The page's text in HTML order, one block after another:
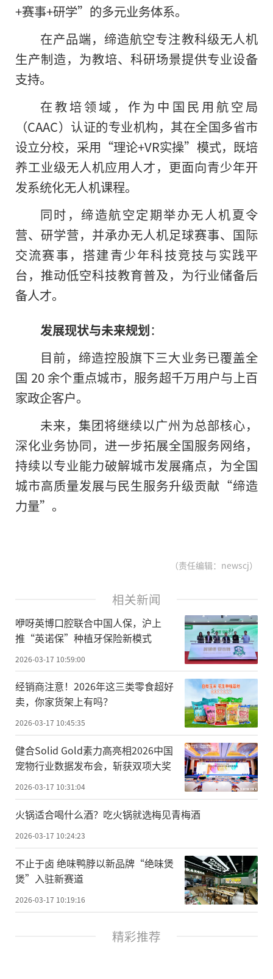
+赛事+研学”的多元业务体系。
在产品端，缔造航空专注教科级无人机
生产制造，为教培、科研场景提供专业设备
支持。
在教培领域，作为中国民用航空局
（CAAC）认证的专业机构，其在全国多省市
设立分校，采用“理论+VR实操”模式，既培
养工业级无人机应用人才，更面向青少年开
发系统化无人机课程。
同时，缔造航空定期举办无人机夏令
营、研学营，并承办无人机足球赛事、国际
交流赛事，搭建青少年科技竞技与实践平
台，推动低空科技教育普及，为行业储备后
备人才。
发展现状与未来规划：
目前，缔造控股旗下三大业务已覆盖全
国 20 余个重点城市，服务超千万用户与上百
家政企客户。
未来，集团将继续以广州为总部核心，
深化业务协同，进一步拓展全国服务网络，
持续以专业能力破解城市发展痛点，为全国
城市高质量发展与民生服务升级贡献“缔造
力量”。
（责任编辑：newscj）
相关新闻
咿呀英博口腔联合中国人保，沪上
推“英诺保”种植牙保险新模式
2026-03-17 10:59:00
经销商注意！2026年这三类零食超好
卖，你家货架上有吗？
2026-03-17 10:45:35
健合Solid Gold素力高亮相2026中国
宠物行业数据发布会，斩获双项大奖
2026-03-17 10:31:04
火锅适合喝什么酒？吃火锅就选梅见青梅酒
2026-03-17 10:24:23
不止于卤 绝味鸭脖以新品牌“绝味煲
煲”入驻新赛道
2026-03-17 10:19:16
精彩推荐